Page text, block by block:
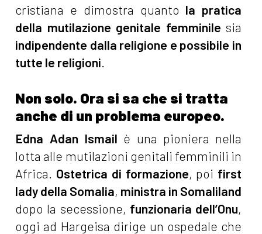
cristiana e dimostra quanto la pratica
della mutilazione genitale femminile sia
indipendente dalla religione e possibile in
tutte le religioni
Non solo. Ora si sa che si tratta
anche di un problema europeo.
Edna Adan Ismail è una pioniera nella
lotta alle mutilazioni genitali femminili in
Africa. Ostetrica di formazione, poi first
lady della Somalia, ministra in Somaliland
dopo la secessione, funzionaria dell’Onu,
oggi ad Hargeisa dirige un ospedale che